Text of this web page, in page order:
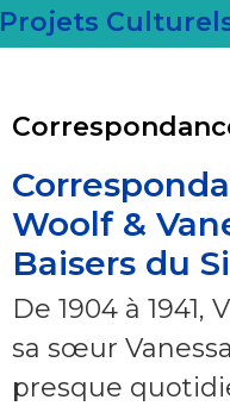
Projets
Woolf &
Baisers du
De 1904 à
sa sœur
presque